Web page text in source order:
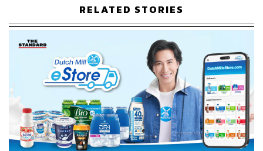
สังเกตได้จากผลตอบรับธุรกิจเกมของ Garena ในไทยตลอด
ระยะเวลา 7 ปีที่ผ่านมา
จากเดิมที่ Garena เคยจัดการแข่งขันและถ่ายทอดสดอีส
ปอร์ตในปี 2012 แล้วมียอดผู้ชมที่ 750,000 ราย พร้อมเงิน
รางวัล 800,000 บาท ก็เพิ่มขึ้นเป็น 276 ล้านรายและ 67 ล้าน
บาทตามลำดับในปี 2018 โดยหนึ่งในบทบาทสำคัญของ Sea
(ประเทศไทย) คือผลักดันให้ภาคอีสปอร์ตเติบโตอย่างต่อเนื่อง
ช่วยให้ไทยเป็นหนึ่งในฮับด้านอีสปอร์ตของอาเซียน รวมถึง
สร้างรายได้ให้ประเทศไทยจาก Sport Tourism
RELATED STORIES